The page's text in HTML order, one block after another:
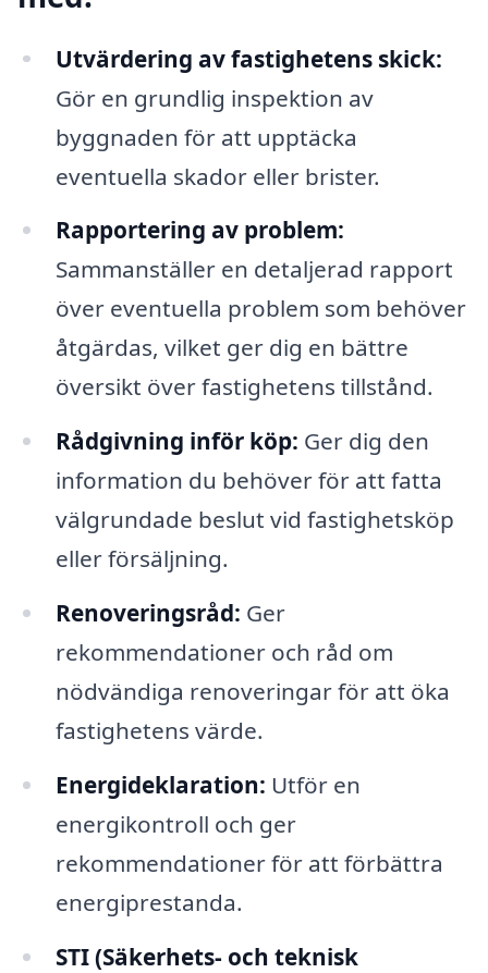
Utvärdering av fastighetens skick:
Gör en grundlig inspektion av
byggnaden för att upptäcka
eventuella skador eller brister.
Rapportering av problem:
Sammanställer en detaljerad rapport
över eventuella problem som behöver
åtgärdas, vilket ger dig en bättre
översikt över fastighetens tillstånd.
Rådgivning inför köp: Ger dig den
information du behöver för att fatta
välgrundade beslut vid fastighetsköp
eller försäljning.
Renoveringsråd: Ger
rekommendationer och råd om
nödvändiga renoveringar för att öka
fastighetens värde.
Energideklaration: Utför en
energikontroll och ger
rekommendationer för att förbättra
energiprestanda.
STI (Säkerhets- och teknisk